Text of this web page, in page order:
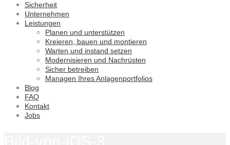
Sicherheit
Unternehmen
Leistungen
Planen und unterstützen
Kreieren, bauen und montieren
Warten und instand setzen
Modernisieren und Nachrüsten
Sicher betreiben
Managen Ihres Anlagenportfolios
Blog
FAQ
Kontakt
Jobs